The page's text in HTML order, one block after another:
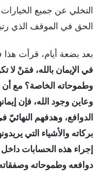
التخلي عن جميع
الحق في الموقف الذي
بعد بضعة أيام، قرأت هذا
في الإيمان بالله، فمَنْ لا
وطموحاته الخاصة؟ مع أن
وعاين وجود الله، فإن
الدوافع، وهدفهم النهائيّ
بركاته والأشياء التي
إجراء هذه الحسابات
دوافعه وطموحاته